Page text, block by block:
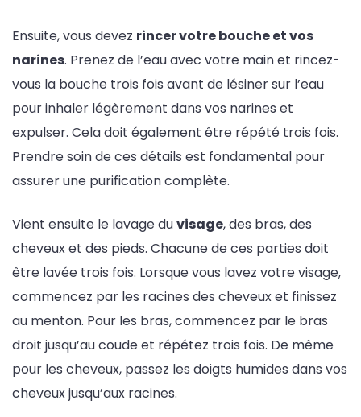
Ensuite, vous devez rincer votre bouche et vos
narines. Prenez de l’eau avec votre main et rincez-
vous la bouche trois fois avant de lésiner sur l’eau
pour inhaler légèrement dans vos narines et
expulser. Cela doit également être répété trois fois.
Prendre soin de ces détails est fondamental pour
assurer une purification complète.
Vient ensuite le lavage duvisage, des bras, des
cheveux et des pieds. Chacune de ces parties doit
être lavée trois fois. Lorsque vous lavez votre visage,
commencez par les racines des cheveux et finissez
au menton. Pour les bras, commencez par le bras
droit jusqu’au coude et répétez trois fois. De même
pour les cheveux, passez les doigts humides dans vos
cheveux jusqu’aux racines.